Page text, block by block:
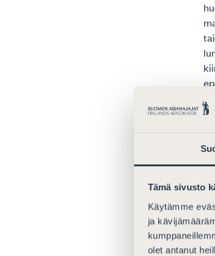
Tämä sivusto
Käytämme
ja
olet antanut